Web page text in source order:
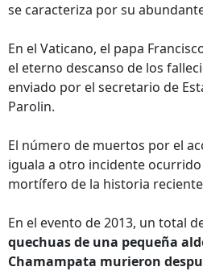
se caracteriza por su
En el Vaticano, el papa
el eterno descanso de los
enviado por el secretario de
Parolin.
El número de muertos por el
iguala a otro incidente ocurrido
mortífero de la historia
En el evento de 2013, un total
quechuas de una pequeña
Chamampata murieron